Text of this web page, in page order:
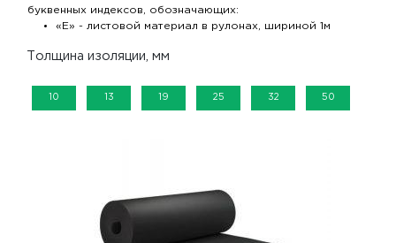
буквенных индексов, обозначающих:
«E» - листовой материал в рулонах, шириной 1м
Толщина изоляции, мм
10 13 19 25 32 50